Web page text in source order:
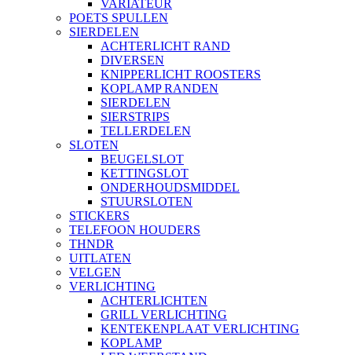
VARIATEUR
POETS SPULLEN
SIERDELEN
ACHTERLICHT RAND
DIVERSEN
KNIPPERLICHT ROOSTERS
KOPLAMP RANDEN
SIERDELEN
SIERSTRIPS
TELLERDELEN
SLOTEN
BEUGELSLOT
KETTINGSLOT
ONDERHOUDSMIDDEL
STUURSLOTEN
STICKERS
TELEFOON HOUDERS
THNDR
UITLATEN
VELGEN
VERLICHTING
ACHTERLICHTEN
GRILL VERLICHTING
KENTEKENPLAAT VERLICHTING
KOPLAMP